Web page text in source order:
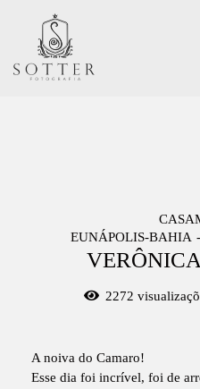
EUNÁPOLIS-BAHIA
2272
A noiva do Camaro!
Esse dia foi incrível, foi de